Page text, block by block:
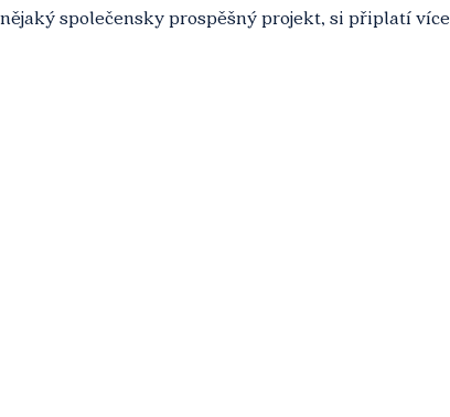
společensky prospěšný projekt, si připlatí více